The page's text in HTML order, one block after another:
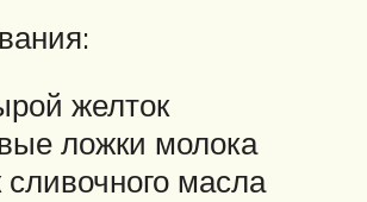
желток
ложки молока
сливочного масла